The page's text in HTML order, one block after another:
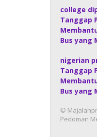
college
Tanggap
Bus yang
nigerian
Tanggap
Bus yang
©
Pedoman